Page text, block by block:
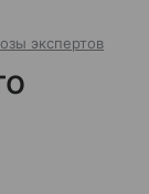
экспертов